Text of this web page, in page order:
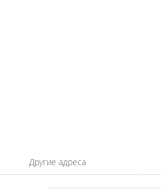
Другие адреса